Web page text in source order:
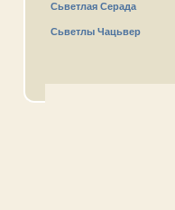
Сьветлая Серада
Сьветлы Чацьвер